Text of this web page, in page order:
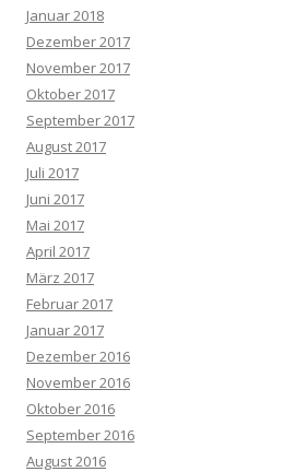
Januar 2018
Dezember 2017
November 2017
Oktober 2017
September 2017
August 2017
Juli 2017
Juni 2017
Mai 2017
April 2017
März 2017
Februar 2017
Januar 2017
Dezember 2016
November 2016
Oktober 2016
September 2016
August 2016